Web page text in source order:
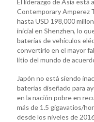
El liderazgo de Asia está
Contemporary Amperez
hasta USD 198,000
inicial en Shenzhen, lo
baterías de vehículos
convertirlo en el mayor
litio del mundo de
Japón no está siendo
baterías diseñado para
en la nación pobre en
más de 1.5 gigavatios/
desde los niveles de